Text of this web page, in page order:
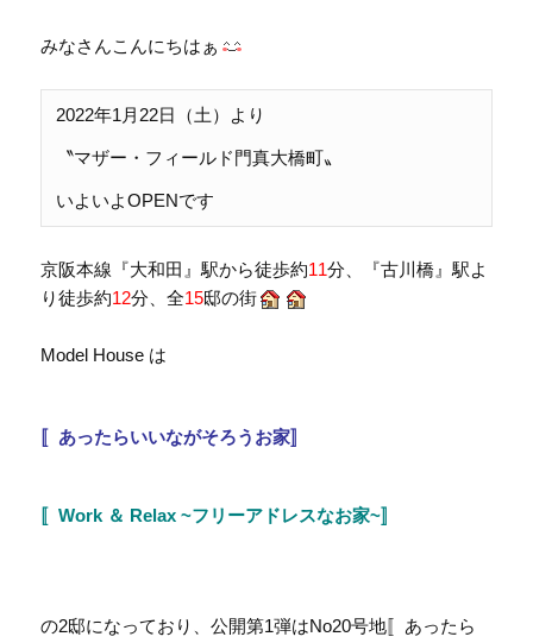
みなさんこんにちはぁ
2022年1月22日（土）より
〝マザー・フィールド門真大橋町〟
いよいよOPENです
京阪本線『大和田』駅から徒歩約11分、『古川橋』駅よ
り徒歩約12分、全15邸の街
Model House は
〚あったらいいながそろうお家〛
〚Work ＆ Relax ~フリーアドレスなお家~〛
の2邸になっており、公開第1弾はNo20号地〚あったら